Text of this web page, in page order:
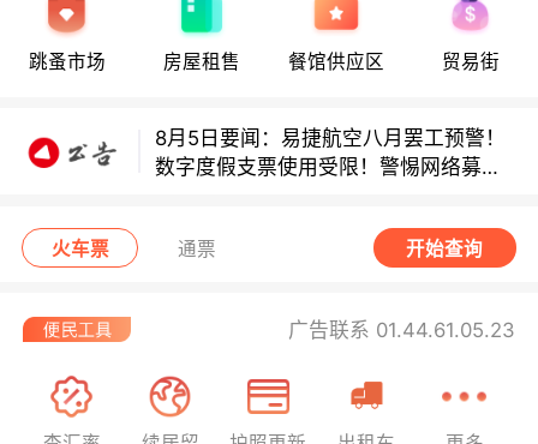
跳蚤市场 房屋租售 餐馆供应区 贸易街
多款避孕套因安全缺陷召回！
数字度假支票使用受限！警惕网络募捐
骗局！
火车票 通票 开始查询
广告联系 01.44.61.05.23